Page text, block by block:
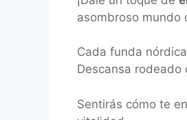
asombroso mundo
Cada funda
Descansa rodeado
Sentirás cómo te